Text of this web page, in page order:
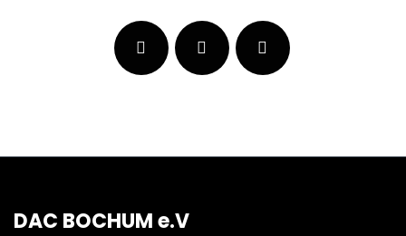
DAC BOCHUM e.V